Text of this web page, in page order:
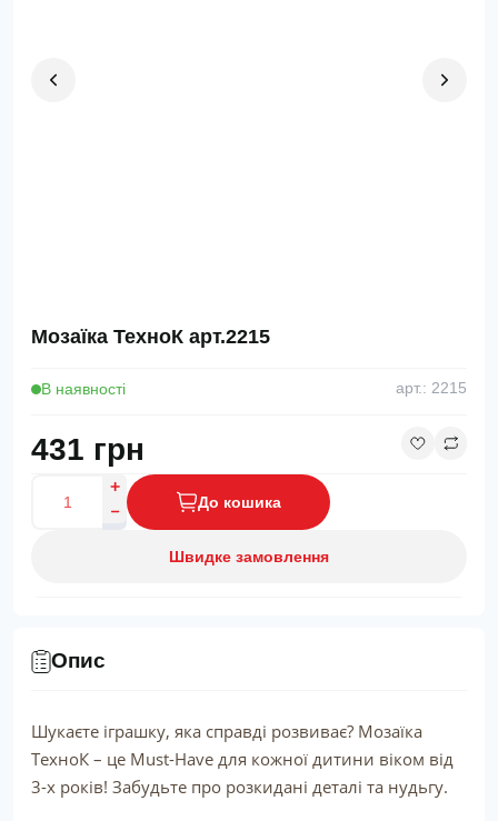
Мозаїка ТехноК арт.2215
В наявності арт.: 2215
431 грн
До кошика
Швидке замовлення
Опис
Шукаєте іграшку, яка справді розвиває? Мозаїка
ТехноК – це Must-Have для кожної дитини віком від
3-х років! Забудьте про розкидані деталі та нудьгу.